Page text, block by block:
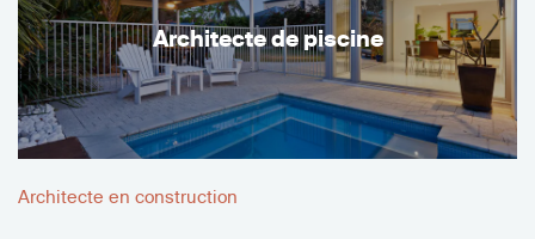
Architecte de piscine
Architecte en construction